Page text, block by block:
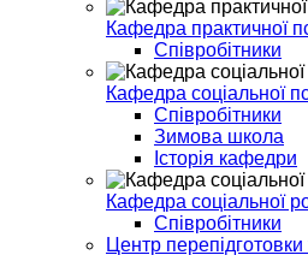
Кафедра практичної
Співробітники
Кафедра соціальної
Співробітники
Зимова школа
Історія кафедри
Кафедра соціальної
Співробітники
Центр перепідготовки